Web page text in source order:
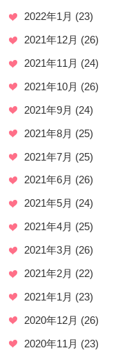
2022年1月 (23)
2021年12月 (26)
2021年11月 (24)
2021年10月 (26)
2021年9月 (24)
2021年8月 (25)
2021年7月 (25)
2021年6月 (26)
2021年5月 (24)
2021年4月 (25)
2021年3月 (26)
2021年2月 (22)
2021年1月 (23)
2020年12月 (26)
2020年11月 (23)